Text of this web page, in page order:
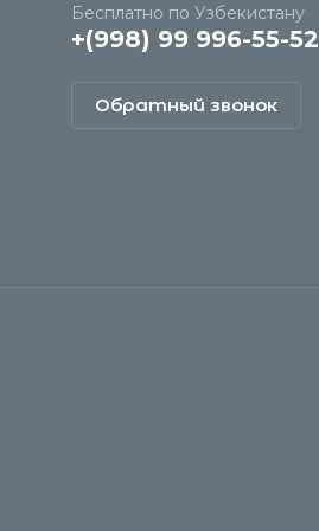
Бесплатно по Узбекистану
+(998) 99 996-55-52
Обратный звонок